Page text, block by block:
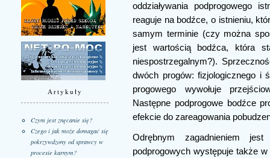
Artykuły
Czym jest znęcanie się?
Czego i jak może domagać się
pokrzywdzony od sprawcy w
procesie karnym?
oddziaływania podprogowego
reaguje na bodźce, o istnieniu,
samym terminie (czy można
jest wartością bodźca, która
niespostrzegalnym?).
dwóch progów: fizjologicznego i
progowego wywołuje
Następne podprogowe bodźce
efekcie do zareagowania
Odrębnym zagadnieniem
podprogowych występuje także